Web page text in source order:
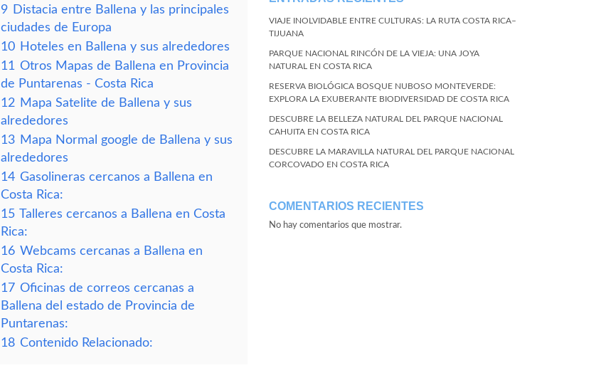
9 Distacia entre Ballena y las principales
ciudades de Europa
10 Hoteles en Ballena y sus alrededores
11 Otros Mapas de Ballena en Provincia
de Puntarenas - Costa Rica
12 Mapa Satelite de Ballena y sus
alrededores
13 Mapa Normal google de Ballena y sus
alrededores
14 Gasolineras cercanos a Ballena en
Costa Rica:
15 Talleres cercanos a Ballena en Costa
Rica:
16 Webcams cercanas a Ballena en
Costa Rica:
17 Oficinas de correos cercanas a
Ballena del estado de Provincia de
Puntarenas:
18 Contenido Relacionado:
VIAJE INOLVIDABLE ENTRE CULTURAS: LA RUTA COSTA RICA–
TIJUANA
PARQUE NACIONAL RINCÓN DE LA VIEJA: UNA JOYA
NATURAL EN COSTA RICA
RESERVA BIOLÓGICA BOSQUE NUBOSO MONTEVERDE:
EXPLORA LA EXUBERANTE BIODIVERSIDAD DE COSTA RICA
DESCUBRE LA BELLEZA NATURAL DEL PARQUE NACIONAL
CAHUITA EN COSTA RICA
DESCUBRE LA MARAVILLA NATURAL DEL PARQUE NACIONAL
CORCOVADO EN COSTA RICA
COMENTARIOS RECIENTES
No hay comentarios que mostrar.